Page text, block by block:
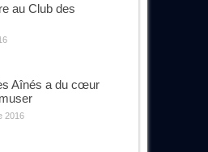
au Club des
Aînés a du cœur
2016